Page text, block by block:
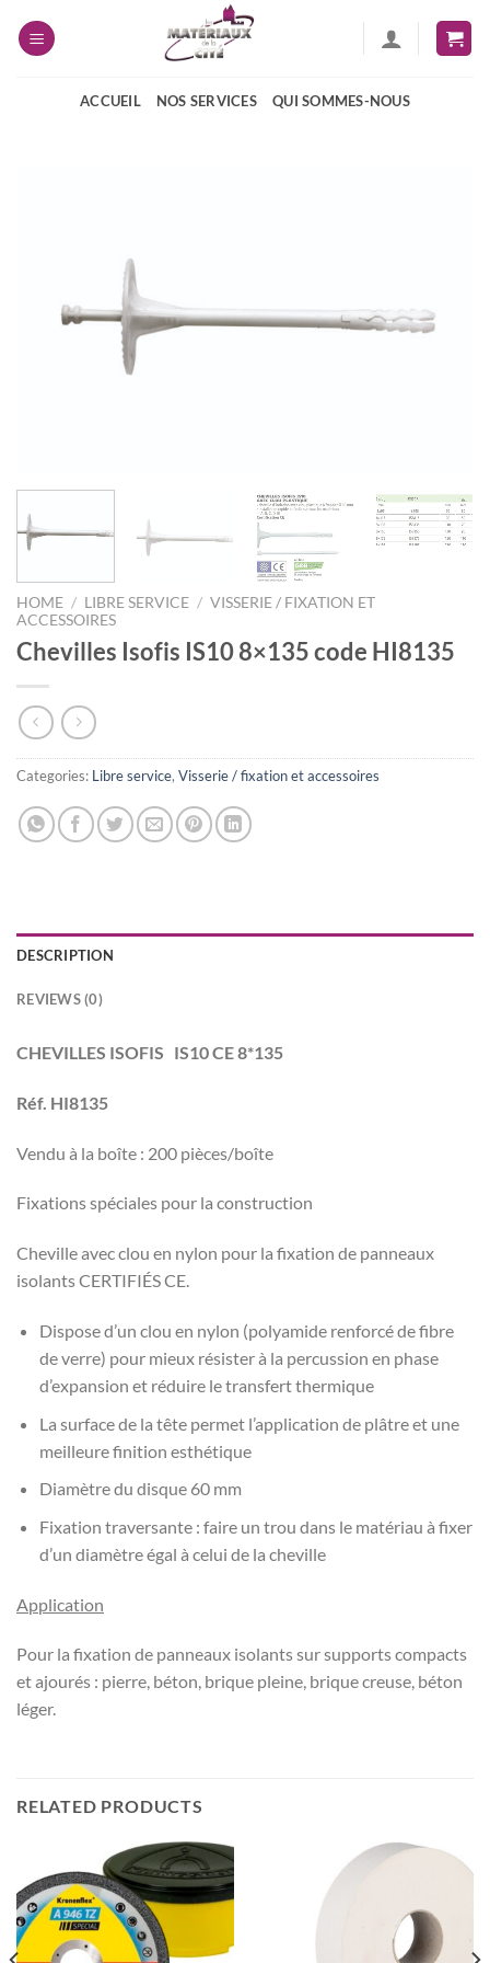
ACCUEIL NOS SERVICES QUI SOMMES-NOUS
HOME / LIBRE SERVICE / VISSERIE / FIXATION ET
ACCESSOIRES
Chevilles Isofis IS10 8×135 code HI8135
Categories: Libre service, Visserie / fixation et accessoires
DESCRIPTION
REVIEWS (0)
CHEVILLES ISOFIS IS10 CE 8*135
Réf. HI8135
Vendu à la boîte : 200 pièces/boîte
Fixations spéciales pour la construction
Cheville avec clou en nylon pour la fixation de panneaux
isolants CERTIFIÉS CE.
Dispose d’un clou en nylon (polyamide renforcé de fibre
de verre) pour mieux résister à la percussion en phase
d’expansion et réduire le transfert thermique
La surface de la tête permet l’application de plâtre et une
meilleure finition esthétique
Diamètre du disque 60 mm
Fixation traversante : faire un trou dans le matériau à fixer
d’un diamètre égal à celui de la cheville
Application
Pour la fixation de panneaux isolants sur supports compacts
et ajourés : pierre, béton, brique pleine, brique creuse, béton
léger.
RELATED PRODUCTS